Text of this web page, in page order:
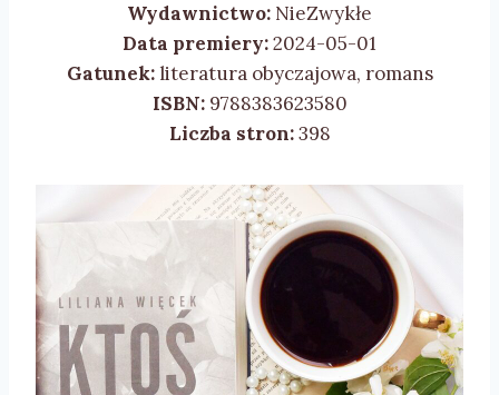
Wydawnictwo: NieZwykłe
Data premiery:2024-05-01
Gatunek:literatura obyczajowa, romans
ISBN:9788383623580
Liczba stron:398